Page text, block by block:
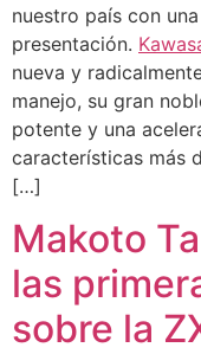
nuestro país con
presentación.
nueva y
manejo, su gran
potente y una
características más
[…]
Makoto
las
sobre la